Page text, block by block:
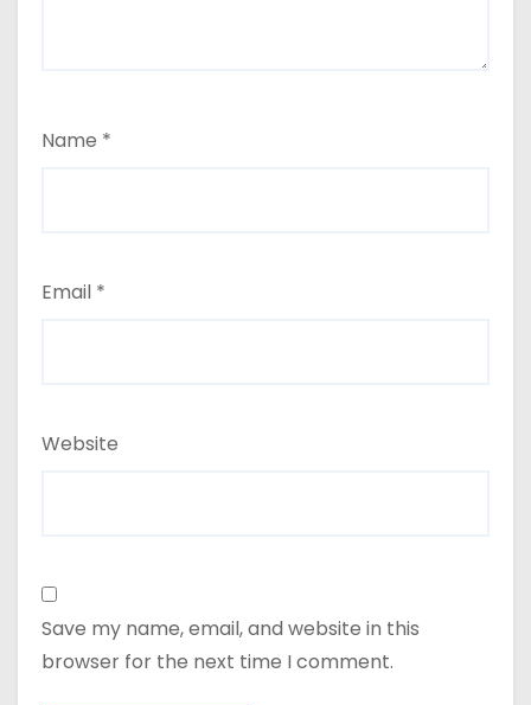
Name *
Email *
Website
Save my name, email, and website in this
browser for the next time I comment.